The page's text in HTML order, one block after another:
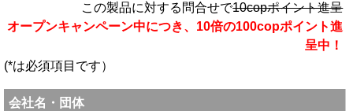
この製品に対する問合せで10copポイント進呈
オープンキャンペーン中につき、10倍の100copポイント進
呈中！
(*は必須項目です）
会社名・団体